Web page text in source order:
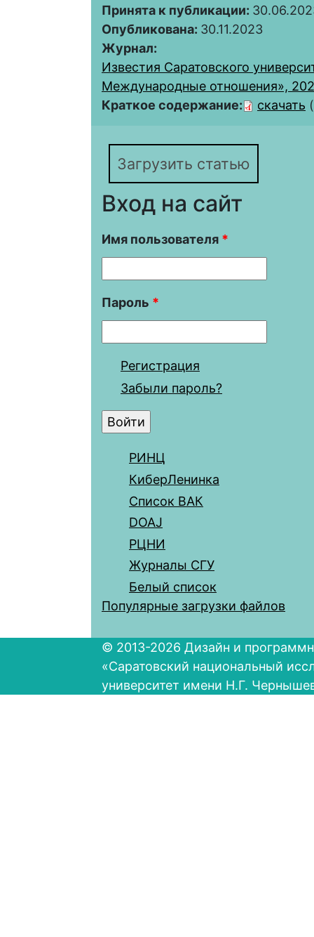
Принята к публикации:
Опубликована: 30.11.2023
Журнал:
Известия Саратовского
Международные отношения»,
Краткое содержание:
скачать
Загрузить статью
Вход на сайт
Имя пользователя *
Пароль *
Регистрация
Забыли пароль?
РИНЦ
КиберЛенинка
Список ВАК
DOAJ
РЦНИ
Журналы СГУ
Белый список
Популярные загрузки файлов
© 2013-2026 Дизайн и
«Саратовский национальный
университет имени Н.Г.